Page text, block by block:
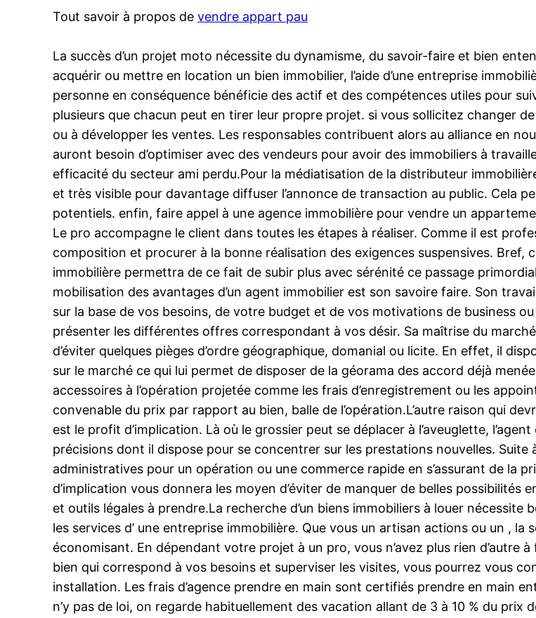
Tout savoir à propos devendre appart pau
La succès d’un projet moto nécessite du dynamisme, du savoir-faire et bien
acquérir ou mettre en location un bien immobilier, l’aide d’une entreprise
personne en conséquence bénéficie des actif et des compétences utiles pour
plusieurs que chacun peut en tirer leur propre projet. si vous sollicitez changer
ou à développer les ventes. Les responsables contribuent alors au alliance en
auront besoin d’optimiser avec des vendeurs pour avoir des immobiliers à
efficacité du secteur ami perdu.Pour la médiatisation de la distributeur
et très visible pour davantage diffuser l’annonce de transaction au public. Cela
potentiels. enfin, faire appel à une agence immobilière pour vendre un
Le pro accompagne le client dans toutes les étapes à réaliser. Comme il est
composition et procurer à la bonne réalisation des exigences suspensives. Bref,
immobilière permettra de ce fait de subir plus avec sérénité ce passage
mobilisation des avantages d’un agent immobilier est son savoire faire. Son
sur la base de vos besoins, de votre budget et de vos motivations de business
présenter les différentes offres correspondant à vos désir. Sa maîtrise du
d’éviter quelques pièges d’ordre géographique, domanial ou licite. En effet, il
sur le marché ce qui lui permet de disposer de la géorama des accord déjà
accessoires à l’opération projetée comme les frais d’enregistrement ou les
convenable du prix par rapport au bien, balle de l’opération.L’autre raison qui
est le profit d’implication. Là où le grossier peut se déplacer à l’aveuglette,
précisions dont il dispose pour se concentrer sur les prestations nouvelles.
administratives pour un opération ou une commerce rapide en s’assurant de la
d’implication vous donnera les moyen d’éviter de manquer de belles possibilités
et outils légales à prendre.La recherche d’un biens immobiliers à louer
les services d’ une entreprise immobilière. Que vous un artisan actions ou un ,
économisant. En dépendant votre projet à un pro, vous n’avez plus rien d’autre
bien qui correspond à vos besoins et superviser les visites, vous pourrez vous
installation. Les frais d’agence prendre en main sont certifiés prendre en main
n’y pas de loi, on regarde habituellement des vacation allant de 3 à 10 % du